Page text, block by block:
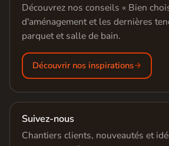
Découvrez nos conseils « Bien
d'aménagement et les dernières
parquet et salle de bain.
Découvrir nos inspirations
Suivez-nous
Chantiers clients, nouveautés et